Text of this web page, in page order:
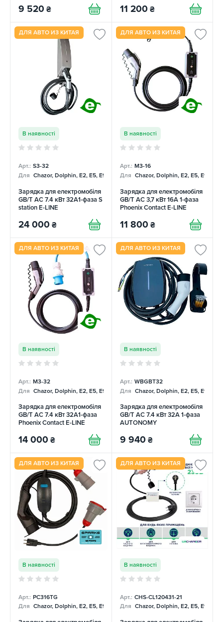
9 520 ₴ 11 200 ₴
ДЛЯ АВТО ИЗ КИТАЯ
В наявності
Арт.: S3-32
Для Chazor, Dolphin, E2, E5, E9, Mercedes
Зарядка для електромобіля
GB/T AC 7.4 кВт 32A1-фаза S
station E-LINE
24 000 ₴
ДЛЯ АВТО ИЗ КИТАЯ
В наявності
Арт.: М3-16
Для Chazor, Dolphin, E2, E5, E9,
Зарядка для електромобіля
GB/T AC 3,7 кВт 16А 1-фаза
Phoenix Contact E-LINE
11 800 ₴
ДЛЯ АВТО ИЗ КИТАЯ
В наявності
Арт.: М3-32
Для Chazor, Dolphin, E2, E5, E9, Mercedes
Зарядка для електромобіля
GB/T AC 7.4 кВт 32A1-фаза
Phoenix Contact E-LINE
14 000 ₴
ДЛЯ АВТО ИЗ КИТАЯ
В наявності
Арт.: WBGBT32
Для Chazor, Dolphin, E2, E5, E9,
Зарядка для електромобіля
GB/T AC 7.4 кВт 32А 1-фаза
AUTONOMY
9 940 ₴
ДЛЯ АВТО ИЗ КИТАЯ
В наявності
Арт.: PC316TG
Для Chazor, Dolphin, E2, E5, E9, Mercedes
ДЛЯ АВТО ИЗ КИТАЯ
В наявності
Арт.: CHS-CL120431-21
Для Chazor, Dolphin, E2, E5, E9,